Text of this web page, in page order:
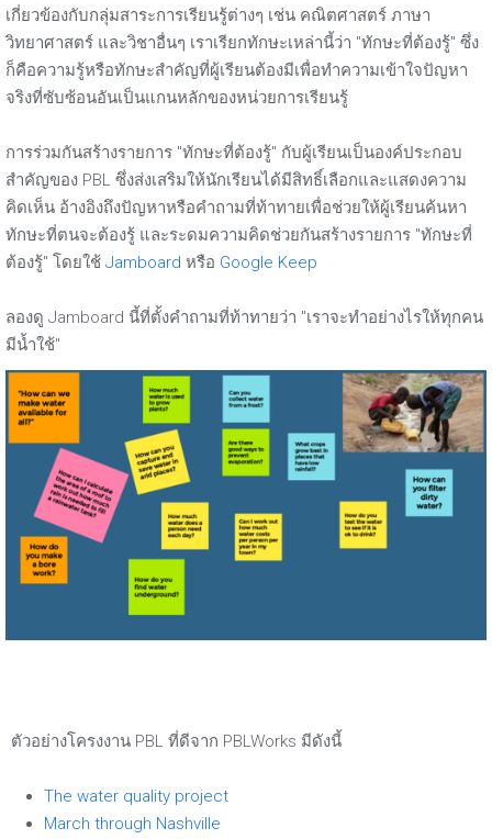
เกี่ยวข้องกับกลุ่มสาระการเรียนรู้ต่างๆ เช่น คณิตศาสตร์ ภาษา
วิทยาศาสตร์ และวิชาอื่นๆ เราเรียกทักษะเหล่านี้ว่า "ทักษะที่ต้องรู้" ซึ่ง
ก็คือความรู้หรือทักษะสำคัญที่ผู้เรียนต้องมีเพื่อทำความเข้าใจปัญหา
จริงที่ซับซ้อนอันเป็นแกนหลักของหน่วยการเรียนรู้
การร่วมกันสร้างรายการ "ทักษะที่ต้องรู้" กับผู้เรียนเป็นองค์ประกอบ
สำคัญของ PBL ซึ่งส่งเสริมให้นักเรียนได้มีสิทธิ์เลือกและแสดงความ
คิดเห็น อ้างอิงถึงปัญหาหรือคำถามที่ท้าทายเพื่อช่วยให้ผู้เรียนค้นหา
ทักษะที่ตนจะต้องรู้ และระดมความคิดช่วยกันสร้างรายการ "ทักษะที่
ต้องรู้" โดยใช้ Jamboard หรือ Google Keep
ลองดู Jamboard นี้ที่ตั้งคำถามที่ท้าทายว่า "เราจะทำอย่างไรให้ทุกคน
มีน้ำใช้"
ตัวอย่างโครงงาน PBL ที่ดีจาก PBLWorks มีดังนี้
The water quality project
March through Nashville